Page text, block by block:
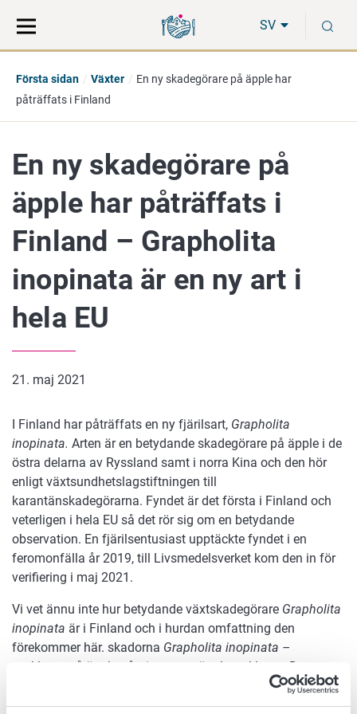
direkt
till
på
hela
SV
Första sidan Växter
En ny skadegörare på äpple har
påträffats i Finland
En ny skadegörare på
äpple har påträffats i
Finland – Grapholita
inopinata är en ny art i
hela EU
21. maj 2021
I Finland har påträffats en ny fjärilsart, Grapholita
inopinata. Arten är en betydande skadegörare på äpple i de
östra delarna av Ryssland samt i norra Kina och den hör
enligt växtsundhetslagstiftningen till
karantänskadegörarna. Fyndet är det första i Finland och
veterligen i hela EU så det rör sig om en betydande
observation. En fjärilsentusiast upptäckte fyndet i en
feromonfälla år 2019, till Livsmedelsverket kom den in för
verifiering i maj 2021.
Vi vet ännu inte hur betydande växtskadegörare Grapholita
inopinata är i Finland och i hurdan omfattning den
förekommer här. skadorna Grapholita inopinata –
vecklaren på äpple påminner om äpplevecklaren. Dess
larver gräver sig in i äppelfrukten och äter särskilt fröna.